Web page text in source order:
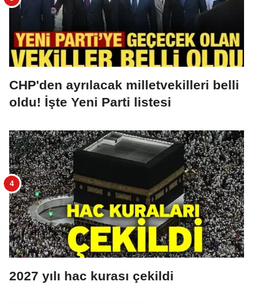
CHP'den ayrılacak milletvekilleri belli
oldu! İşte Yeni Parti listesi
2027 yılı hac kurası çekildi